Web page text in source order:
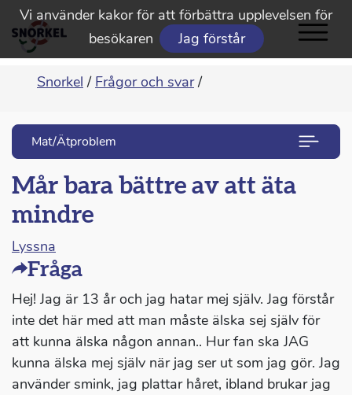
Vi använder kakor för att förbättra upplevelsen för
besökaren
Jag förstår
Snorkel / Frågor och svar /
Mat/Ätproblem
Mår bara bättre av att äta
mindre
Lyssna
Fråga
Hej! Jag är 13 år och jag hatar mej själv. Jag förstår
inte det här med att man måste älska sej själv för
att kunna älska någon annan.. Hur fan ska JAG
kunna älska mej själv när jag ser ut som jag gör. Jag
använder smink, jag plattar håret, ibland brukar jag